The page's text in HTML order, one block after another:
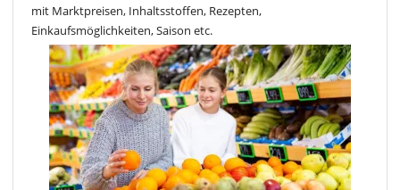
mit Marktpreisen, Inhaltsstoffen, Rezepten,
Einkaufsmöglichkeiten, Saison etc.